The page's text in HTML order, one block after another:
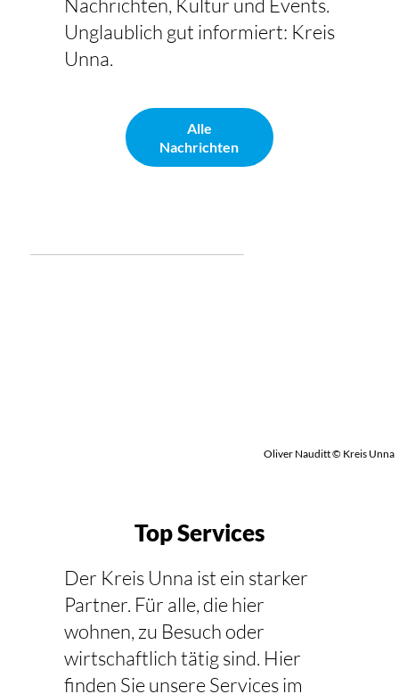
Nachrichten, Kultur und Events.
Unglaublich gut informiert: Kreis
Unna.
Alle
Nachrichten
Oliver Nauditt © Kreis Unna
Top Services
Der Kreis Unna ist ein starker
Partner. Für alle, die hier
wohnen, zu Besuch oder
wirtschaftlich tätig sind. Hier
finden Sie unsere Services im